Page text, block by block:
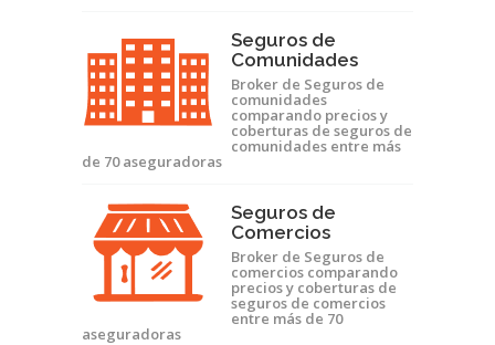
Seguros de
Comunidades
Broker de Seguros de
comunidades
comparando precios y
coberturas de seguros de
comunidades entre más
de 70 aseguradoras
Seguros de
Comercios
Broker de Seguros de
comercios comparando
precios y coberturas de
seguros de comercios
entre más de 70
aseguradoras